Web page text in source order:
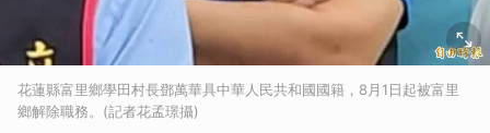
花蓮縣富里鄉學田村長鄧萬華具中華人民共和國國籍，8月1日起被富里
鄉解除職務。(記者花孟璟攝)